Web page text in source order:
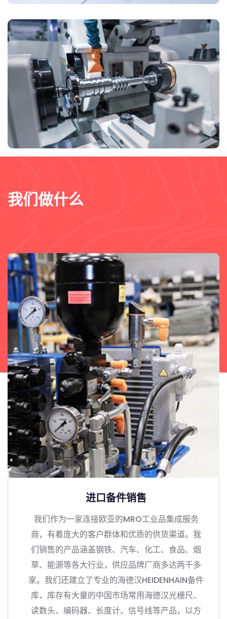
我们做什么
进口备件销售
我们作为一家连接欧亚的MRO工业品集成服务
商，有着庞大的客户群体和优质的供货渠道。我
们销售的产品涵盖钢铁、汽车、化工、食品、烟
草、能源等各大行业，供应品牌厂商多达两千多
家。我们还建立了专业的海德汉HEIDENHAIN备件
库，库存有大量的中国市场常用海德汉光栅尺、
读数头、编码器、长度计、信号线等产品，以方